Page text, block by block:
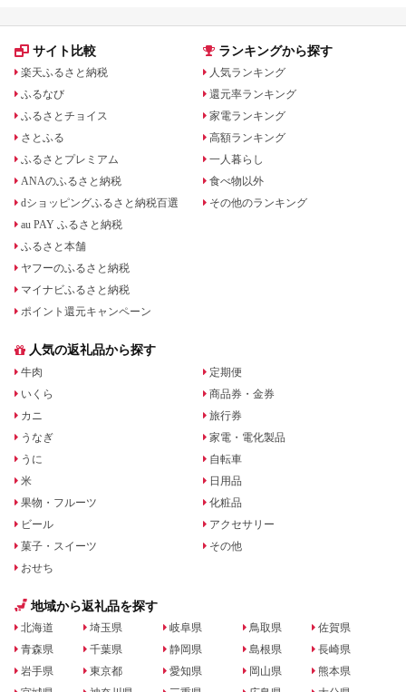
サイト比較
楽天ふるさと納税
ふるなび
ふるさとチョイス
さとふる
ふるさとプレミアム
ANAのふるさと納税
dショッピングふるさと納税百選
au PAY ふるさと納税
ふるさと本舗
ヤフーのふるさと納税
マイナビふるさと納税
ポイント還元キャンペーン
ランキングから探す
人気ランキング
還元率ランキング
家電ランキング
高額ランキング
一人暮らし
食べ物以外
その他のランキング
人気の返礼品から探す
牛肉
いくら
カニ
うなぎ
うに
米
果物・フルーツ
ビール
菓子・スイーツ
おせち
定期便
商品券・金券
旅行券
家電・電化製品
自転車
日用品
化粧品
アクセサリー
その他
地域から返礼品を探す
北海道
青森県
岩手県
埼玉県
千葉県
東京都
岐阜県
静岡県
愛知県
鳥取県
島根県
岡山県
佐賀県
長崎県
熊本県